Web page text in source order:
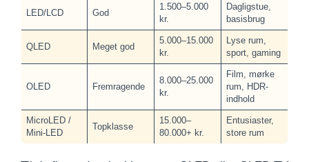
LED/LCD God
1.500–5.000
kr.
Dagligstue,
basisbrug
QLED Meget god
5.000–15.000
kr.
Lyse rum,
sport, gaming
OLED Fremragende
8.000–25.000
kr.
Film, mørke
rum, HDR-
indhold
MicroLED /
Mini-LED
Topklasse
15.000–
80.000+ kr.
Entusiaster,
store rum